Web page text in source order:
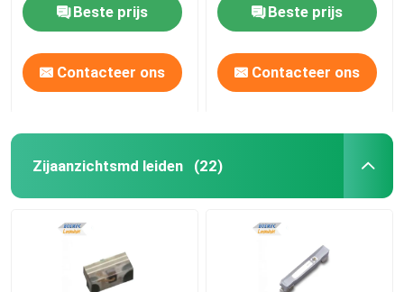
Beste prijs
Contacteer ons
Beste prijs
Contacteer ons
Zijaanzichtsmd leiden (22)